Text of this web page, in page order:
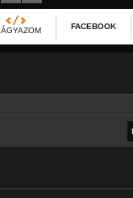
FACEBOOK